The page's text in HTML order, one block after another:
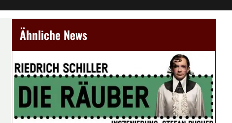
Ähnliche News